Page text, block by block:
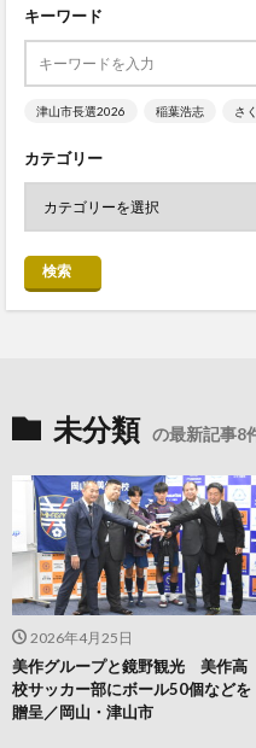
キーワード
津山市長選2026 稲葉浩志 さ
カテゴリー
検索
未分類 の最新記事8
2026年4月25日
美作グループと鏡野観光 美作高
校サッカー部にボール50個などを
贈呈／岡山・津山市